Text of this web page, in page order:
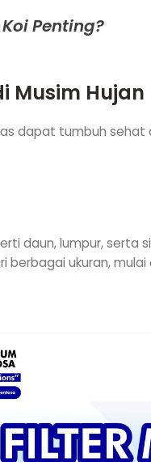
Penting?
Musim Hujan
dapat tumbuh
daun, lumpur, serta
berbagai ukuran,